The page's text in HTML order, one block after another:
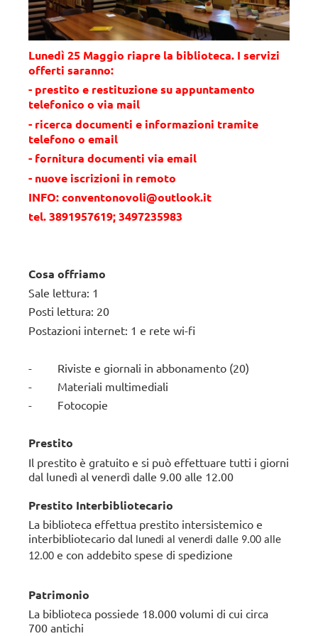
leggere...
Lunedì 25 Maggio riapre la biblioteca. I servizi
offerti saranno:
- prestito e restituzione su appuntamento
telefonico o via mail
- ricerca documenti e informazioni tramite
telefono o email
- fornitura documenti via email
- nuove iscrizioni in remoto
INFO: conventonovoli@outlook.it
tel. 3891957619; 3497235983
Cosa offriamo
Sale lettura: 1
Posti lettura: 20
Postazioni internet: 1 e rete wi-fi
- Riviste e giornali in abbonamento (20)
- Materiali multimediali
- Fotocopie
Prestito
Il prestito è gratuito e si può effettuare tutti i giorni
dal lunedì al venerdì dalle 9.00 alle 12.00
Prestito Interbibliotecario
La biblioteca effettua prestito intersistemico e
interbibliotecario dal
lunedi al venerdi dalle 9.00 alle
12.00 e con addebito spese di spedizione
Patrimonio
La biblioteca possiede 18.000 volumi di cui circa
700 antichi